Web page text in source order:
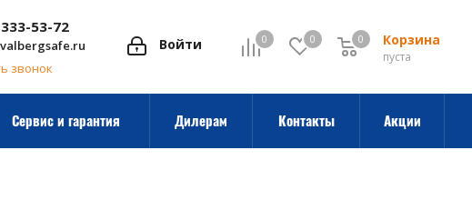
0 0 Корзина
0
пуста
0
Войти
53-72
звонок
Сервис и гарантия Дилерам Контакты Акции